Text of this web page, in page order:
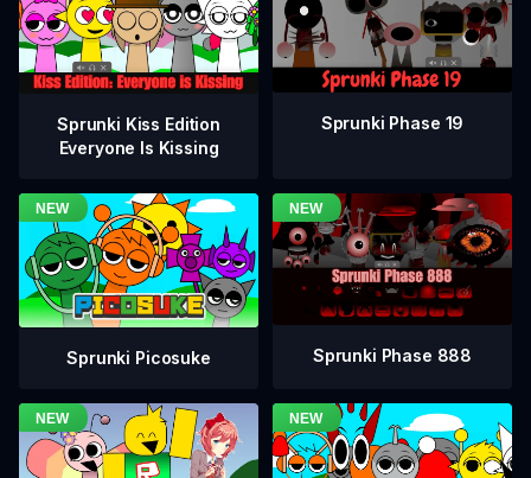
Sprunki Kiss Edition
Everyone Is Kissing
Sprunki Phase 19
Sprunki Picosuke Sprunki Phase 888